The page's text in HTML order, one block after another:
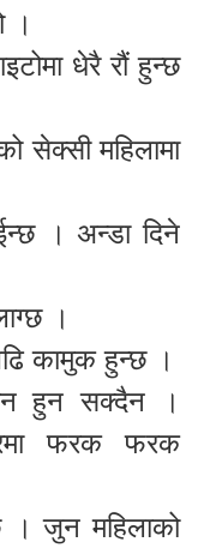
।
धेरै रौं हुन्छ
सेक्सी महिलामा
। अन्डा दिने
।
कामुक हुन्छ ।
हुन सक्दैन ।
फरक फरक
। जुन महिलाको